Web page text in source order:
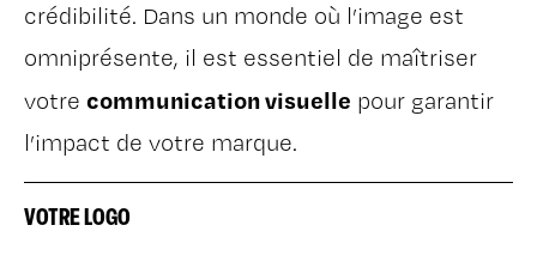
crédibilité. Dans un monde où l’image est
omniprésente, il est essentiel de maîtriser
votre communication visuelle pour garantir
l’impact de votre marque.
VOTRE LOGO